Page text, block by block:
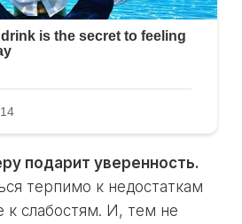
подарит уверенность.
терпимо к недостаткам
к слабостям. И, тем не